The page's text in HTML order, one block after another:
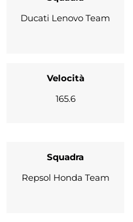
Ducati Lenovo Team
Velocità
165.6
Squadra
Repsol Honda Team